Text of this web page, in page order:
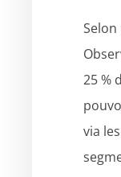
25 %
via